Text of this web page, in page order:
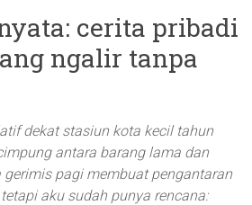
cerita pribadi
ngalir tanpa
dekat stasiun kota kecil tahun
antara barang lama dan
gerimis pagi membuat pengantaran
aku sudah punya rencana: